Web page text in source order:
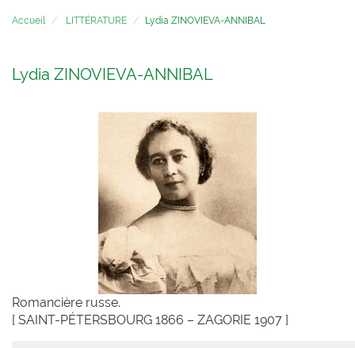
Accueil LITTÉRATURE Lydia ZINOVIEVA-ANNIBAL
Lydia ZINOVIEVA-ANNIBAL
Romancière russe.
[ SAINT-PÉTERSBOURG 1866 – ZAGORIE 1907 ]